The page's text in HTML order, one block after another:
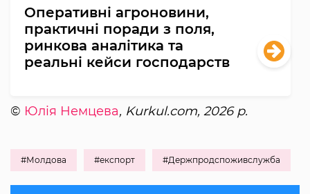
Оперативні агроновини,
практичні поради з поля,
ринкова аналітика та
реальні кейси господарств
© Юлія Немцева, Kurkul.com, 2026 р.
#Молдова #експорт #Держпродспоживслужба